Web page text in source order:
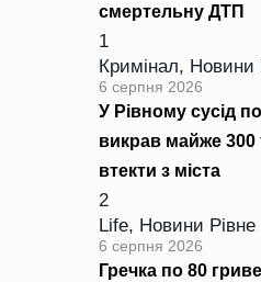
смертельну ДТП
1
Кримінал, Новини
6 серпня 2026
У Рівному сусід
викрав майже 300
втекти з міста
2
Life, Новини Рівне
6 серпня 2026
Гречка по 80